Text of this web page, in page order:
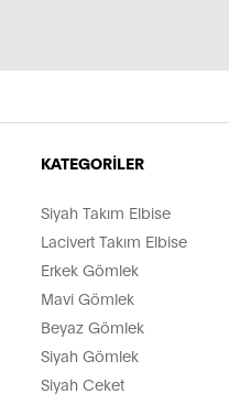
KATEGORİLER
Siyah Takım Elbise
Lacivert Takım Elbise
Erkek Gömlek
Mavi Gömlek
Beyaz Gömlek
Siyah Gömlek
Siyah Ceket